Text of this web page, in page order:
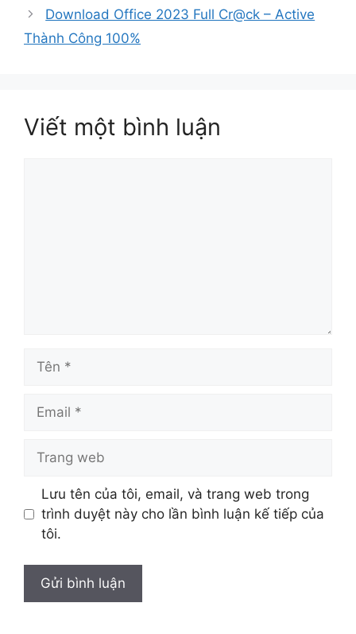
Download Office 2023 Full Cr@ck – Active
Thành Công 100%
Viết một bình luận
Tên
Email
Trang
Lưu tên của tôi, email, và trang web trong
trình duyệt này cho lần bình luận kế tiếp của
tôi.